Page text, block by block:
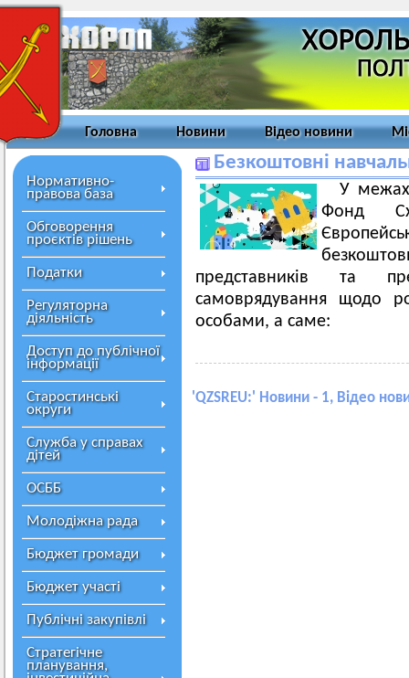
Головна Новини Відео новини
Нормативно-
правова база
Обговорення
проєктів рішень
Податки
Регуляторна
діяльність
Доступ до публічної
інформації
Старостинські
округи
Служба у справах
дітей
ОСББ
Молодіжна рада
Бюджет громади
Бюджет участі
Публічні закупівлі
Стратегічне
планування,
Безкоштовні
У межах
Фонд
представників та
самоврядування щодо
особами, а саме:
'QZSREU:' Новини - 1, Відео